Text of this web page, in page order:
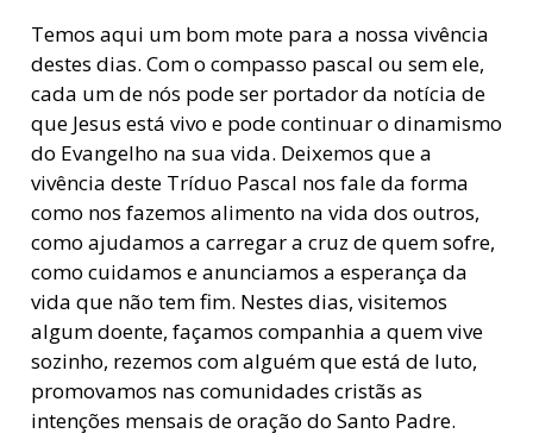
Temos aqui um bom mote para a nossa vivência
destes dias. Com o compasso pascal ou sem ele,
cada um de nós pode ser portador da notícia de
que Jesus está vivo e pode continuar o dinamismo
do Evangelho na sua vida. Deixemos que a
vivência deste Tríduo Pascal nos fale da forma
como nos fazemos alimento na vida dos outros,
como ajudamos a carregar a cruz de quem sofre,
como cuidamos e anunciamos a esperança da
vida que não tem fim. Nestes dias, visitemos
algum doente, façamos companhia a quem vive
sozinho, rezemos com alguém que está de luto,
promovamos nas comunidades cristãs as
intenções mensais de oração do Santo Padre.